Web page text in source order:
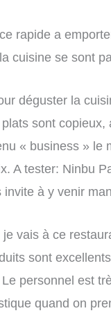
rapide a
cuisine se sont
déguster la
sont
« business » le
A tester: Ninbu
à y venir
vais à ce
sont
personnel est
quand on